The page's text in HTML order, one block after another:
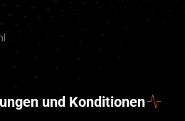
und Konditionen